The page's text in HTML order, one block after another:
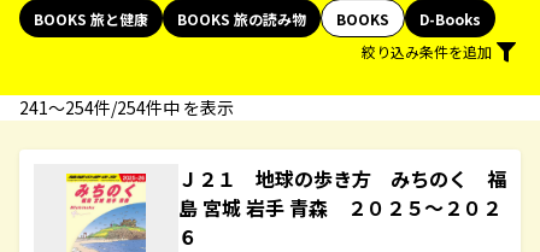
BOOKS 旅と健康
BOOKS 旅の読み物 BOOKS
D-Books
絞り込み条件を追加
241〜254件/254件中 を表示
Ｊ２１ 地球の歩き方 みちのく 福
島 宮城 岩手 青森 ２０２５～２０２
６